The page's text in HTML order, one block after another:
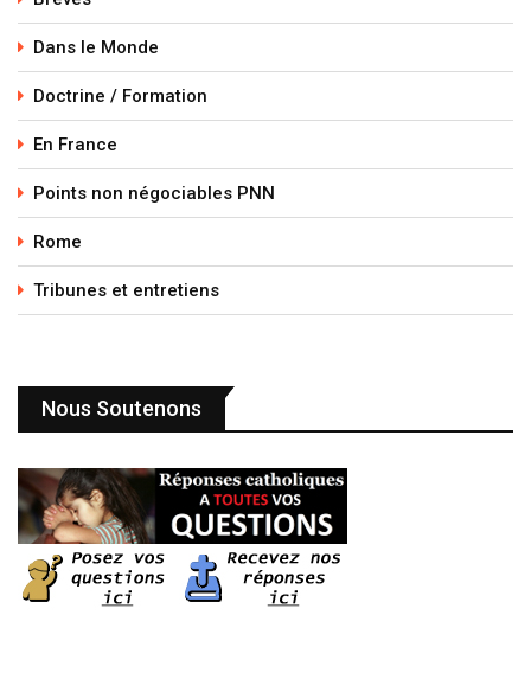
Dans le Monde
Doctrine / Formation
En France
Points non négociables PNN
Rome
Tribunes et entretiens
Nous Soutenons